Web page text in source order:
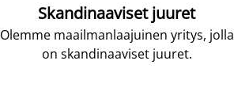
Skandinaaviset juuret
Olemme maailmanlaajuinen yritys, jolla
on skandinaaviset juuret.